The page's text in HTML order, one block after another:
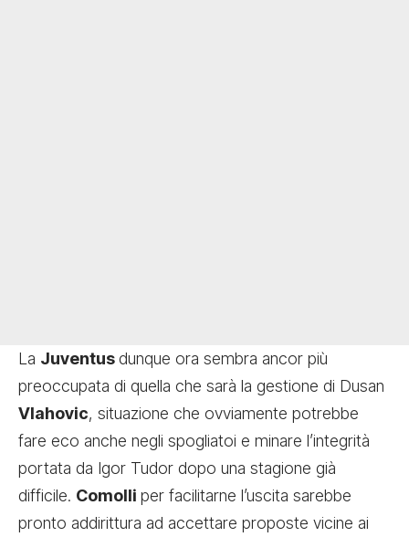
La Juventusdunque ora sembra ancor più
preoccupata di quella che sarà la gestione di Dusan
Vlahovic, situazione che ovviamente potrebbe
fare eco anche negli spogliatoi e minare l’integrità
portata da Igor Tudor dopo una stagione già
difficile. Comolli per facilitarne l’uscita sarebbe
pronto addirittura ad accettare proposte vicine ai